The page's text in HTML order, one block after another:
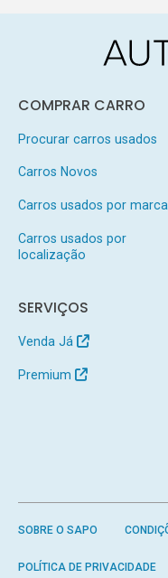
COMPRAR CARRO
Procurar carros usados
Carros Novos
Carros usados por marca
Carros usados por
localização
SERVIÇOS
Venda Já
Premium
SOBRE O SAPO
POLÍTICA DE PRIVACIDADE